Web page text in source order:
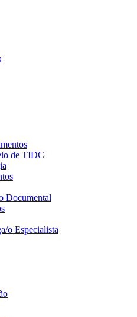
de TIDC
Documental
o Especialista